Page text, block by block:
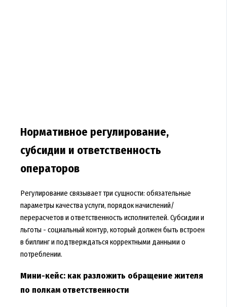
Нормативное регулирование,
субсидии и ответственность
операторов
Регулирование связывает три сущности: обязательные
параметры качества услуги, порядок начислений/
перерасчетов и ответственность исполнителей. Субсидии и
льготы - социальный контур, который должен быть встроен
в биллинг и подтверждаться корректными данными о
потреблении.
Мини-кейс: как разложить обращение жителя
по полкам ответственности